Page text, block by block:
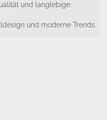
und langlebige
und moderne Trends.